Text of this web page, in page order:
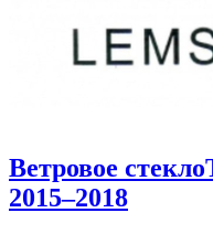
Ветровое стекло
2015–2018